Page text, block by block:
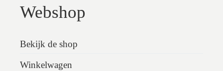
Webshop
Bekijk de shop
Winkelwagen